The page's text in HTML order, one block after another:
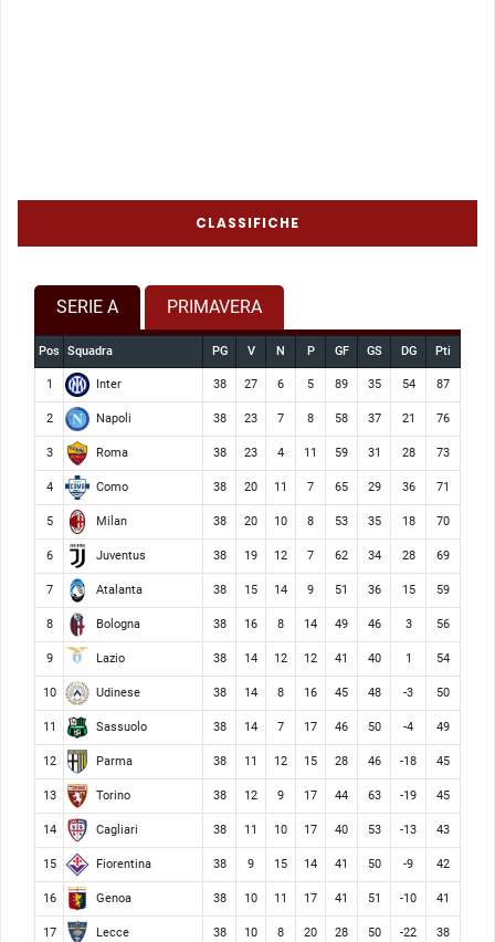
CLASSIFICHE
SERIE A PRIMAVERA
Pos Squadra PG V N P GF GS DG Pti
1 Inter 38 27 6 5 89 35 54 87
2 Napoli 38 23 7 8 58 37 21 76
3 Roma 38 23 4 11 59 31 28 73
4 Como 38 20 11 7 65 29 36 71
5 Milan 38 20 10 8 53 35 18 70
6 Juventus 38 19 12 7 62 34 28 69
7 Atalanta 38 15 14 9 51 36 15 59
8 Bologna 38 16 8 14 49 46 3 56
9 Lazio 38 14 12 12 41 40 1 54
10 Udinese 38 14 8 16 45 48 -3 50
11 Sassuolo 38 14 7 17 46 50 -4 49
12 Parma 38 11 12 15 28 46 -18 45
13 Torino 38 12 9 17 44 63 -19 45
14 Cagliari 38 11 10 17 40 53 -13 43
15 Fiorentina 38 9 15 14 41 50 -9 42
16 Genoa 38 10 11 17 41 51 -10 41
17 Lecce 38 10 8 20 28 50 -22 38